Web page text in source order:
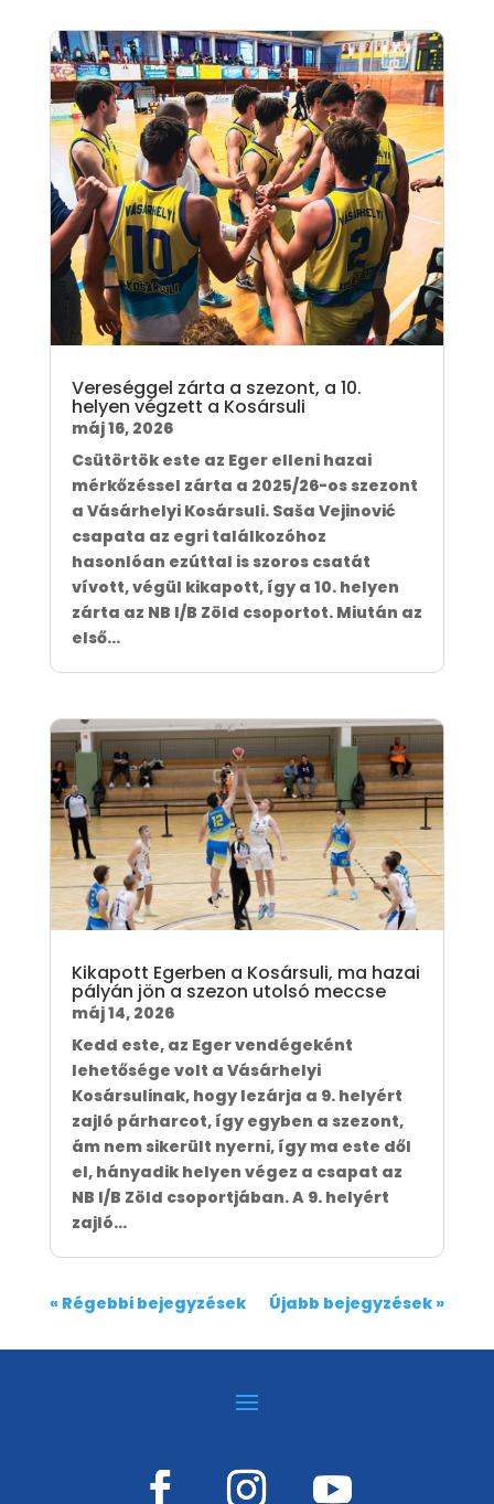
Vereséggel zárta a szezont, a 10.
helyen végzett a Kosársuli
máj 16, 2026
Csütörtök este az Eger elleni hazai
mérkőzéssel zárta a 2025/26-os szezont
a Vásárhelyi Kosársuli. Saša Vejinović
csapata az egri találkozóhoz
hasonlóan ezúttal is szoros csatát
vívott, végül kikapott, így a 10. helyen
zárta az NB I/B Zöld csoportot. Miután az
első...
Kikapott Egerben a Kosársuli, ma hazai
pályán jön a szezon utolsó meccse
máj 14, 2026
Kedd este, az Eger vendégeként
lehetősége volt a Vásárhelyi
Kosársulinak, hogy lezárja a 9. helyért
zajló párharcot, így egyben a szezont,
ám nem sikerült nyerni, így ma este dől
el, hányadik helyen végez a csapat az
NB I/B Zöld csoportjában. A 9. helyért
zajló...
« Régebbi bejegyzések Újabb bejegyzések »